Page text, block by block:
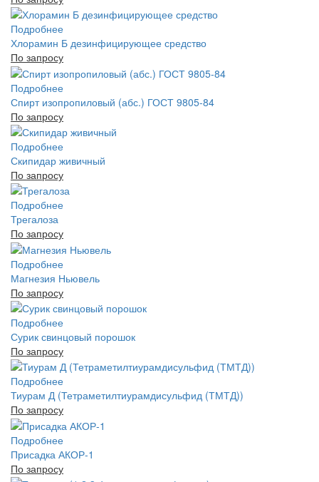
Подробнее
Хлорамин Б дезинфицирующее средство
По запросу
Подробнее
Спирт изопропиловый (абс.) ГОСТ 9805-84
По запросу
Подробнее
Скипидар живичный
По запросу
Подробнее
Трегалоза
По запросу
Подробнее
Магнезия Ньювель
По запросу
Подробнее
Сурик свинцовый порошок
По запросу
Подробнее
Тиурам Д (Тетраметилтиурамдисульфид (ТМТД))
По запросу
Подробнее
Присадка АКОР-1
По запросу